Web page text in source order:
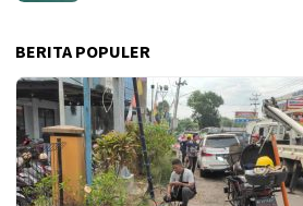
BERITA POPULER